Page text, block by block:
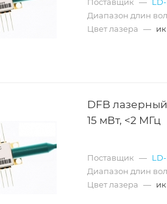
Диапазон длин
Цвет лазера —
DFB лазерный
15 мВт, <2 МГц
Поставщик —
Диапазон длин
Цвет лазера —